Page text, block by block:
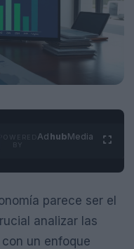
Ad hubMedia
parece ser el
analizar las
un enfoque